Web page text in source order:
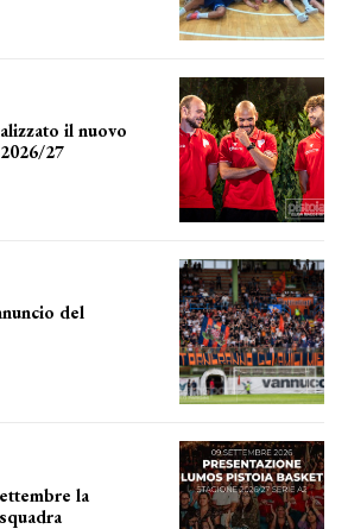
il nuovo
27
del
la